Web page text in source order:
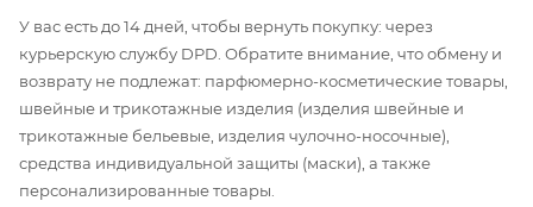
У вас есть до 14 дней, чтобы вернуть покупку: через
курьерскую службу DPD. Обратите внимание, что обмену и
возврату не подлежат: парфюмерно-косметические товары,
швейные и трикотажные изделия (изделия швейные и
трикотажные бельевые, изделия чулочно-носочные),
средства индивидуальной защиты (маски), а также
персонализированные товары.